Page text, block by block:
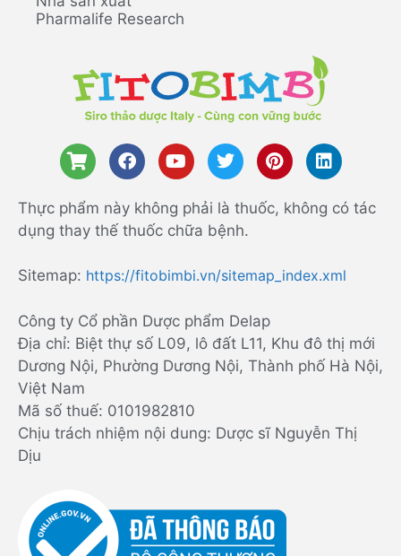
Pharmalife Research
Thực phẩm này không phải là thuốc, không có tác
dụng thay thế thuốc chữa bệnh.
Sitemap: https://fitobimbi.vn/sitemap_index.xml
Công ty Cổ phần Dược phẩm Delap
Địa chỉ: Biệt thự số L09, lô đất L11, Khu đô thị mới
Dương Nội, Phường Dương Nội, Thành phố Hà Nội,
Việt Nam
Mã số thuế: 0101982810
Chịu trách nhiệm nội dung: Dược sĩ Nguyễn Thị
Dịu